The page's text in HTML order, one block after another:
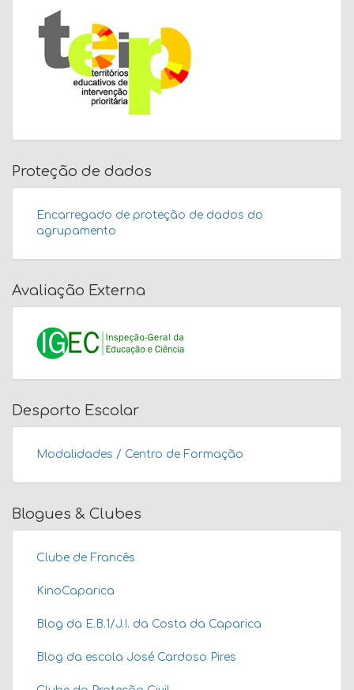
Proteção de dados
Encarregado de proteção de dados do
agrupamento
Avaliação Externa
Desporto Escolar
Modalidades / Centro de Formação
Blogues & Clubes
Clube de Francês
KinoCaparica
Blog da E.B.1/J.I. da Costa da Caparica
Blog da escola José Cardoso Pires